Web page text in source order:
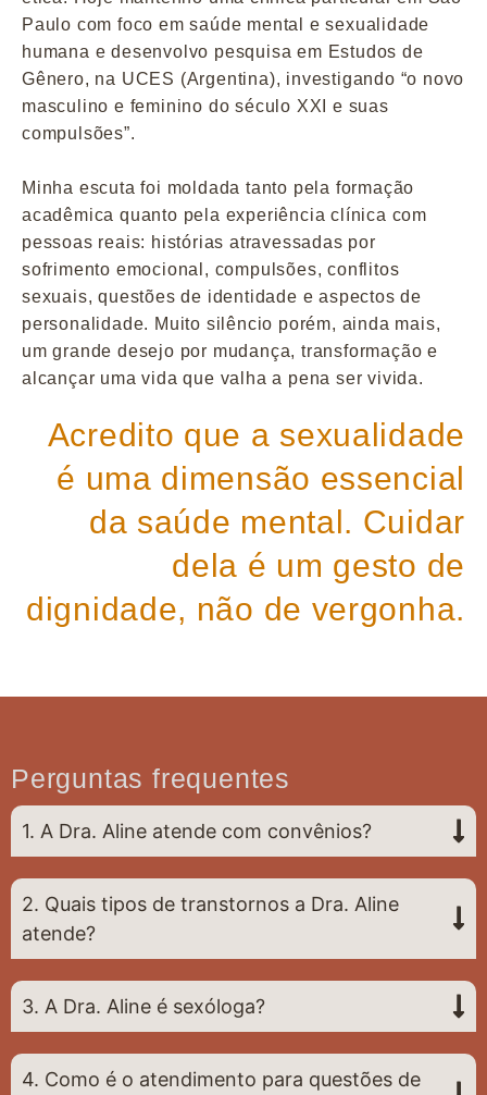
Paulo com foco em saúde mental e sexualidade
humana e desenvolvo pesquisa em Estudos de
Gênero, na UCES (Argentina), investigando “o novo
masculino e feminino do século XXI e suas
compulsões”.
Minha escuta foi moldada tanto pela formação
acadêmica quanto pela experiência clínica com
pessoas reais: histórias atravessadas por
sofrimento emocional, compulsões, conflitos
sexuais, questões de identidade e aspectos de
personalidade. Muito silêncio porém, ainda mais,
um grande desejo por mudança, transformação e
alcançar uma vida que valha a pena ser vivida.
Acredito que a sexualidade
é uma dimensão essencial
da saúde mental. Cuidar
dela é um gesto de
dignidade, não de vergonha.
Perguntas frequentes
1. A Dra. Aline atende com convênios?
2. Quais tipos de transtornos a Dra. Aline
atende?
3. A Dra. Aline é sexóloga?
4. Como é o atendimento para questões de